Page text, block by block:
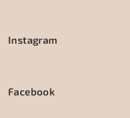
Instagram
Facebook